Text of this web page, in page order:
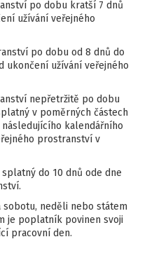
po dobu kratší 7 dnů
užívání veřejného
po dobu od 8 dnů do
ukončení užívání veřejného
nepřetržitě po dobu
v poměrných částech
kalendářního
prostranství v
do 10 dnů ode dne
neděli nebo státem
je poplatník povinen svoji
pracovní den.